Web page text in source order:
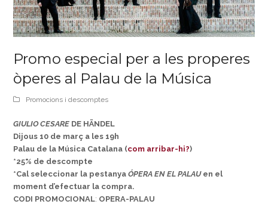
Promo especial per a les properes
òperes al Palau de la Música
Promocions i descomptes
GIULIO CESARE DE HÄNDEL
Dijous 10 de març a les 19h
Palau de la Música Catalana (com arribar-hi?)
*25% de descompte
*Cal seleccionar la pestanyaÓPERA EN EL PALAU en el
moment d’efectuar la compra.
CODI PROMOCIONAL: OPERA-PALAU